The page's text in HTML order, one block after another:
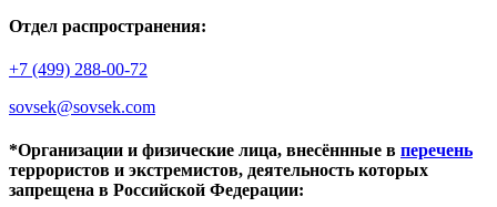
Отдел распространения:
+7 (499) 288-00-72
sovsek@sovsek.com
*Организации и физические лица, внесённные в перечень
террористов и экстремистов, деятельность которых
запрещена в Российской Федерации: